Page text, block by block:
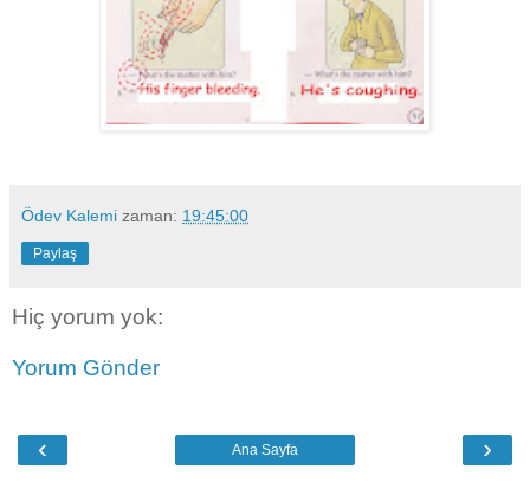
Ödev Kalemi zaman: 19:45:00
Paylaş
Hiç yorum yok:
Yorum Gönder
‹ ›
Ana Sayfa